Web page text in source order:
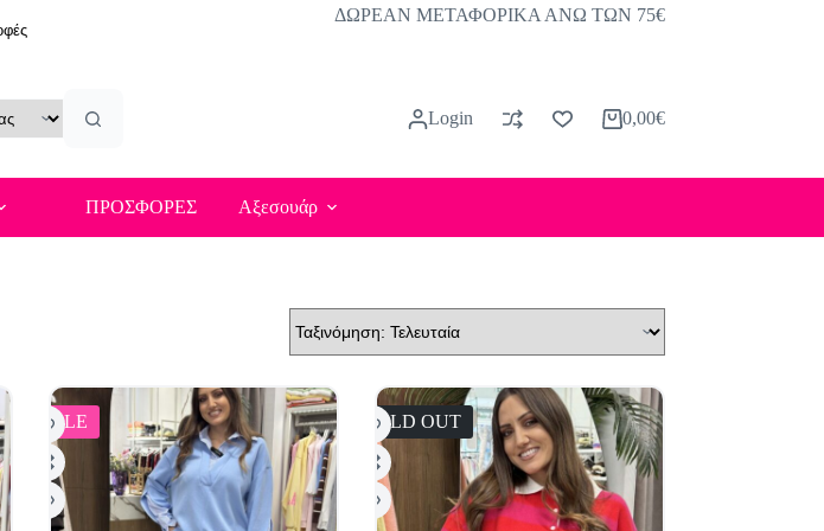
ΔΩΡΕΑΝ ΜΕΤΑΦΟΡΙΚΑ ΑΝΩ ΤΩΝ 75€
Login
Καλάθι
0,00€
ΠΡΟΣΦΟΡΕΣ Αξεσουάρ
SALE SOLD OUT